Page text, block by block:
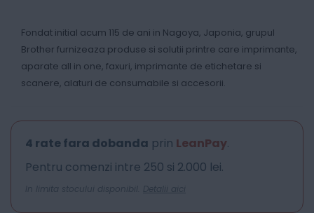
Fondat initial acum 115 de ani in Nagoya, Japonia, grupul
Brother furnizeaza produse si solutii printre care imprimante,
aparate all in one, faxuri, imprimante de etichetare si
scanere, alaturi de consumabile si accesorii.
4 rate fara dobanda prin LeanPay.
Pentru comenzi intre 250 si 2.000 lei.
In limita stocului disponibil. Detalii aici